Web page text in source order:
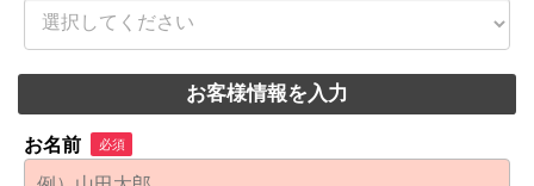
お客様情報を入力
お名前 必須